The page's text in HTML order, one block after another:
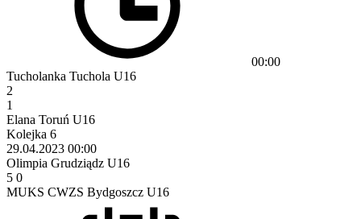
00:00
Tucholanka Tuchola U16
2
1
Elana Toruń U16
Kolejka 6
29.04.2023 00:00
Olimpia Grudziądz U16
5 0
MUKS CWZS Bydgoszcz U16